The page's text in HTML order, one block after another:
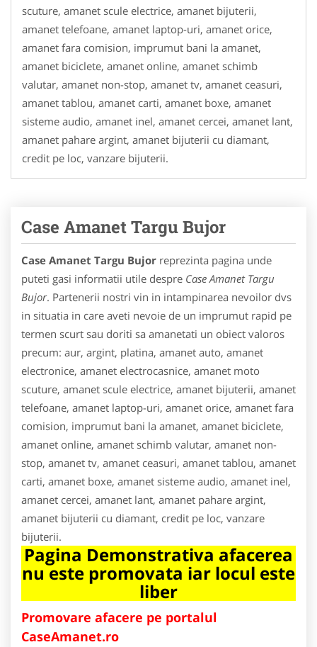
scuture, amanet scule electrice, amanet bijuterii,
amanet telefoane, amanet laptop-uri, amanet orice,
amanet fara comision, imprumut bani la amanet,
amanet biciclete, amanet online, amanet schimb
valutar, amanet non-stop, amanet tv, amanet ceasuri,
amanet tablou, amanet carti, amanet boxe, amanet
sisteme audio, amanet inel, amanet cercei, amanet lant,
amanet pahare argint, amanet bijuterii cu diamant,
credit pe loc, vanzare bijuterii.
Case Amanet Targu Bujor
Case Amanet Targu Bujor reprezinta pagina unde
puteti gasi informatii utile despre Case Amanet Targu
Bujor. Partenerii nostri vin in intampinarea nevoilor dvs
in situatia in care aveti nevoie de un imprumut rapid pe
termen scurt sau doriti sa amanetati un obiect valoros
precum: aur, argint, platina, amanet auto, amanet
electronice, amanet electrocasnice, amanet moto
scuture, amanet scule electrice, amanet bijuterii, amanet
telefoane, amanet laptop-uri, amanet orice, amanet fara
comision, imprumut bani la amanet, amanet biciclete,
amanet online, amanet schimb valutar, amanet non-
stop, amanet tv, amanet ceasuri, amanet tablou, amanet
carti, amanet boxe, amanet sisteme audio, amanet inel,
amanet cercei, amanet lant, amanet pahare argint,
amanet bijuterii cu diamant, credit pe loc, vanzare
bijuterii.
Pagina Demonstrativa afacerea
nu este promovata iar locul este
liber
Promovare afacere pe portalul
CaseAmanet.ro